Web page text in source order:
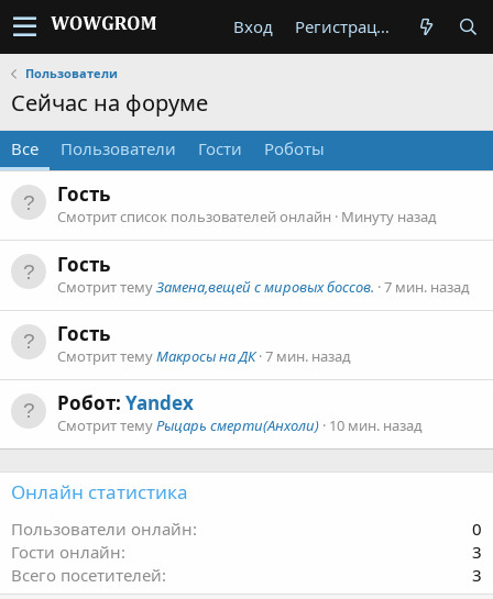
Вход Регистрация
Пользователи
Сейчас на форуме
Все Пользователи Гости Роботы
Гость
Смотрит список пользователей онлайн Минуту назад
Гость
Смотрит темуЗамена,вещей с мировых боссов. 7 мин. назад
Гость
Смотрит темуМакросы на ДК 7 мин. назад
Робот: Yandex
Смотрит темуРыцарь смерти(Анхоли) 10 мин. назад
Онлайн статистика
Пользователи онлайн
0
Гости онлайн
3
Всего посетителей
3